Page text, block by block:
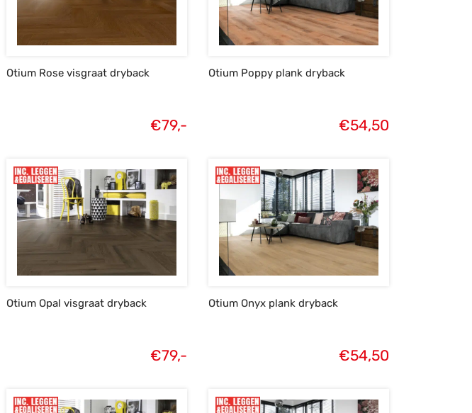
Otium Rose visgraat dryback
€79,-
Otium Poppy plank dryback
€54,50
Otium Opal visgraat dryback
€79,-
Otium Onyx plank dryback
€54,50